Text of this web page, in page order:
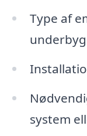
Type af
system